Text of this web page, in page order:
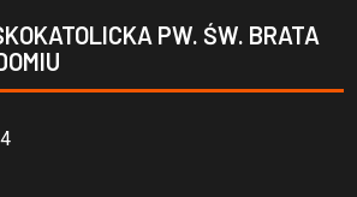
PW. ŚW. BRATA